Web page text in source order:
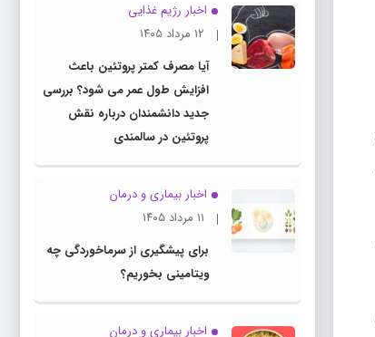
اخبار رژیم غذایی
۱۲ مرداد ۱۴۰۵
آیا مصرف کمتر پروتئین باعث
افزایش طول عمر می شود؟ بررسی
جدید دانشمندان درباره نقش
پروتئین در سالمندی
اخبار بیماری و درمان
۱۱ مرداد ۱۴۰۵
برای پیشگیری از سرماخوردگی چه
ویتامینی بخوریم؟
اخبار بیماری و درمان